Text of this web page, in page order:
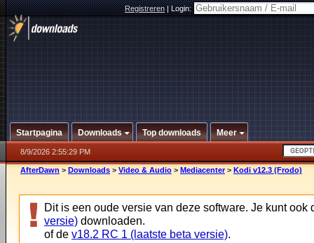
Registreren|Login:
Startpagina Downloads Top downloads Meer
8/9/2026 2:55:29 PM
AfterDawn > Downloads > Video & Audio > Mediacenter > Kodi v12.3 (Frodo)
Dit is een oude versie van deze software. Je kunt ook
versie) downloaden.
of de v18.2 RC 1 (laatste beta versie).